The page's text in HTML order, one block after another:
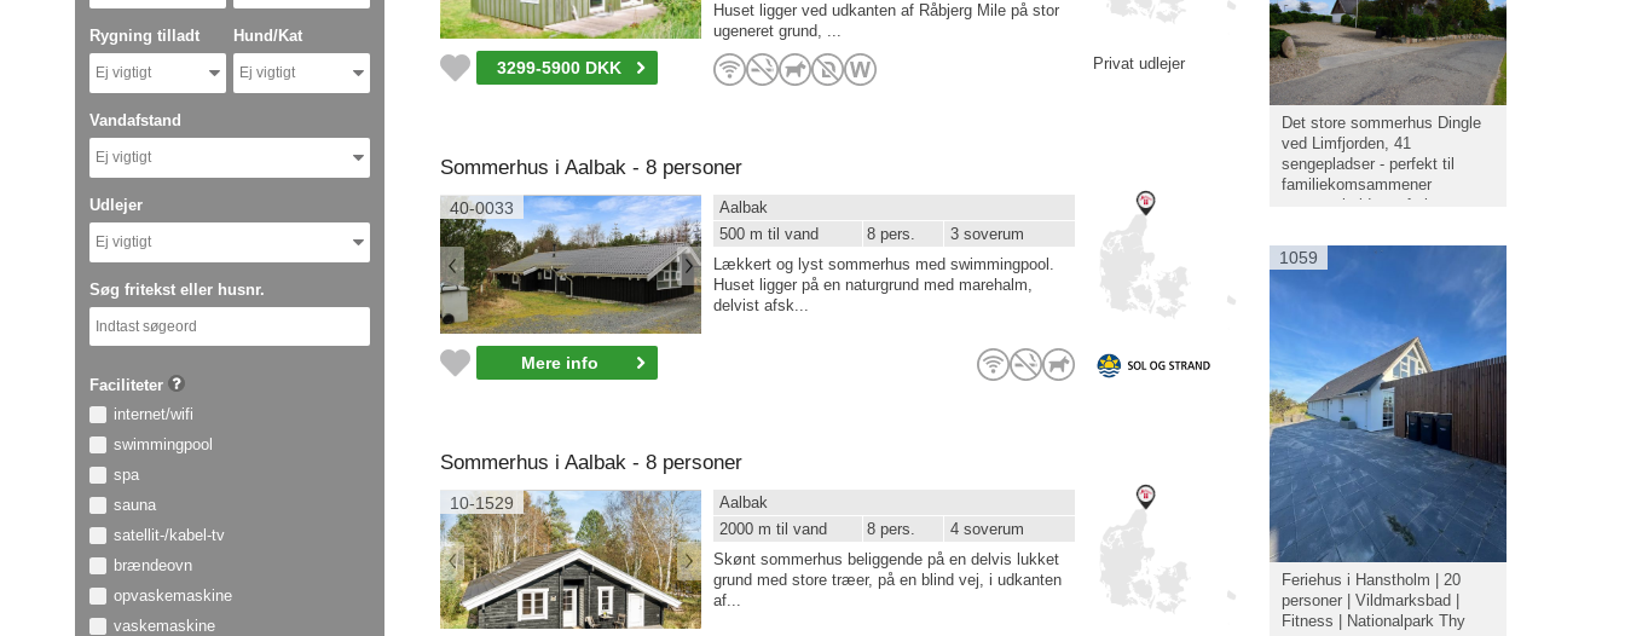
Rygning tilladt
Ej vigtigt
Hund/Kat
Ej vigtigt
Vandafstand
Ej vigtigt
Udlejer
Ej vigtigt
Søg fritekst eller husnr.
Faciliteter
internet/wifi
swimmingpool
spa
sauna
satellit-/kabel-tv
brændeovn
opvaskemaskine
vaskemaskine
3299-5900 DKK
Huset ligger ved udkanten af Råbjerg Mile på stor
ugeneret grund, ...
Privat udlejer
Sommerhus i Aalbak - 8 personer
40-0033
Mere info
Aalbak
500 m til vand
8 pers.
3 soverum
Lækkert og lyst sommerhus med swimmingpool.
Huset ligger på en naturgrund med marehalm,
delvist afsk...
Sommerhus i Aalbak - 8 personer
10-1529
Aalbak
2000 m til vand
8 pers.
4 soverum
Skønt sommerhus beliggende på en delvis lukket
grund med store træer, på en blind vej, i udkanten
af...
Det store sommerhus Dingle
ved Limfjorden, 41
sengepladser - perfekt til
familiekomsammener
gruppearbejde og ferie
1059
Feriehus i Hanstholm | 20
personer | Vildmarksbad |
Fitness | Nationalpark Thy